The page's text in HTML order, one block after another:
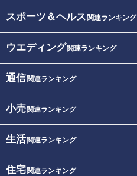
スポーツ＆ヘルス 関連ランキング
ウエディング関連ランキング
通信関連ランキング
小売関連ランキング
生活関連ランキング
住宅関連ランキング